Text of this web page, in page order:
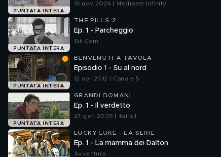
PUNTATA INTERA
18 nov 2024 | Mediaset Infinity
PUNTATA INTERA
THE PILLS 2
Ep. 1 - Parcheggio
Sit-Com
PUNTATA INTERA
BENVENUTI A TAVOLA
Episodio 1 - Su al nord
12 apr 2012 | Canale 5
PUNTATA INTERA
GRANDI DOMANI
Ep. 1 - Il verdetto
27 gen 2005 | Italia 1
LUCKY LUKE - LA SERIE
Ep. 1 - La mamma dei Dalton
Avventura